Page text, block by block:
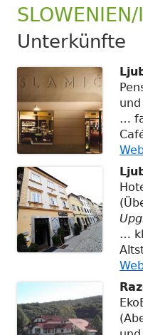
SLOWENIEN/
Unterkünfte
…
…